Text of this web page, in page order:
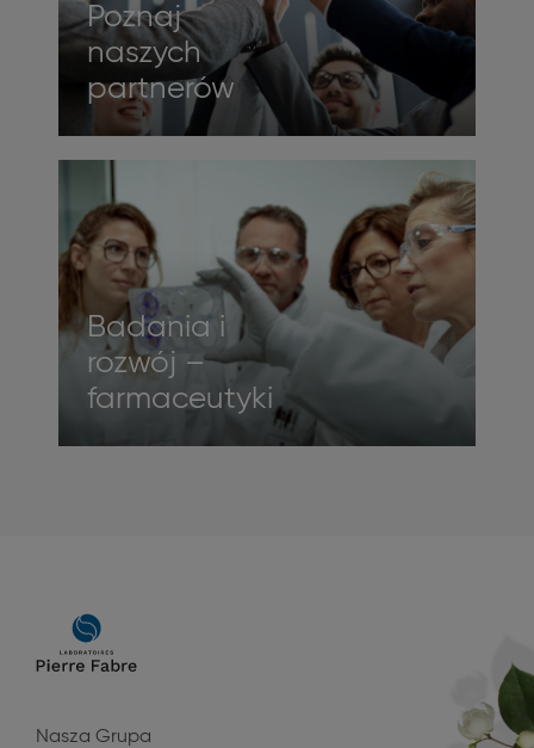
Poznaj
naszych
partnerów
Badania i
rozwój –
farmaceutyki
Main
navigation
Nasza Grupa